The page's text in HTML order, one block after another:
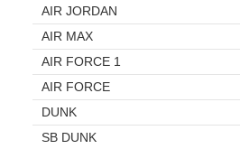
AIR JORDAN
AIR MAX
AIR FORCE 1
AIR FORCE
DUNK
SB DUNK